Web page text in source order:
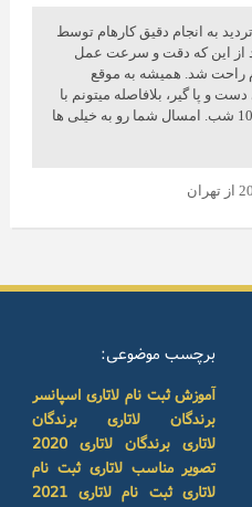
اول با تردید به انجام دقیق کارهام توسط
از این که دقت و سرعت عمل
راحت شد. همیشه به موقع
و پا گیر، بلافاصله میتونم با
مشاورم صحبت کنم. حتی ساعت 10 شب. امسال شما رو به خیلی ها
برچسب موضوعی:
آموزش ثبت نام لاتاری اسپانسر
برندگان لاتاری
برندگان
لاتاری برندگان لاتاری 2020
تصویر مناسب لاتاری ثبت نام
لاتاری ثبت نام لاتاری 2021